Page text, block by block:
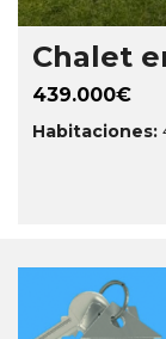
Chalet
439.000€
Habitaciones: